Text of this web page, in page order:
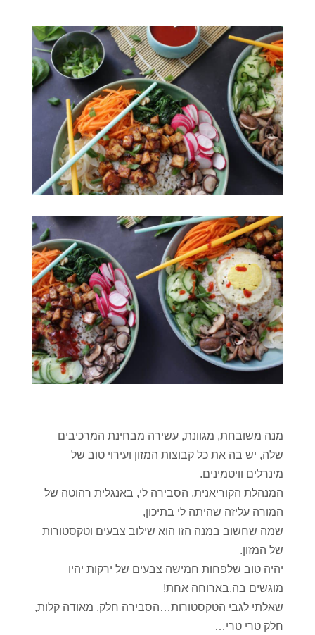
מנה משובחת, מגוונת, עשירה מבחינת המרכיבים
שלה, יש בה את כל קבוצות המזון ועירוי טוב של
מינרלים וויטמינים.
המנהלת הקוריאנית, הסבירה לי, באנגלית רהוטה של
המורה עליזה שהיתה לי בתיכון,
שמה שחשוב במנה הזו הוא שילוב צבעים וטקסטורות
של המזון.
יהיה טוב שלפחות חמישה צבעים של ירקות יהיו
מוגשים בה.בארוחה אחת!
שאלתי לגבי הטקסטורות…הסבירה חלק, מאודה קלות,
חלק טרי טרי…